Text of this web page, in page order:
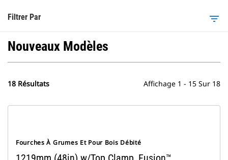
Filtrer Par filter_list
Nouveaux Modèles
18 Résultats Affichage 1 - 15 Sur 18
Fourches À Grumes Et Pour Bois Débité